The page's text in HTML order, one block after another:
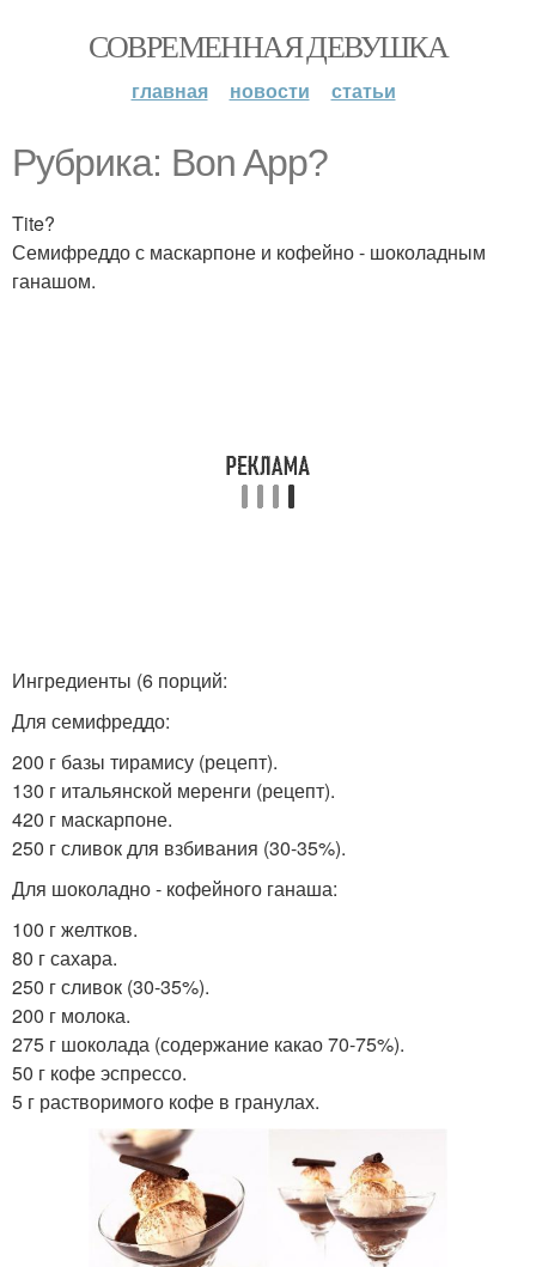
СОВРЕМЕННАЯ ДЕВУШКА
главная новости статьи
Рубрика: Bon App?
Tite?
Семифреддо с маскарпоне и кофейно - шоколадным
ганашом.
Ингредиенты (6 порций:
Для семифреддо:
200 г базы тирамису (рецепт).
130 г итальянской меренги (рецепт).
420 г маскарпоне.
250 г сливок для взбивания (30-35%).
Для шоколадно - кофейного ганаша:
100 г желтков.
80 г сахара.
250 г сливок (30-35%).
200 г молока.
275 г шоколада (содержание какао 70-75%).
50 г кофе эспрессо.
5 г растворимого кофе в гранулах.